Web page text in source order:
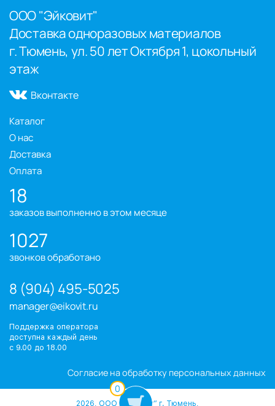
ООО "Эйковит"
Доставка одноразовых материалов
г. Тюмень, ул. 50 лет Октября 1, цокольный
этаж
Вконтакте
Каталог
О нас
Доставка
Оплата
18
заказов выполненно в этом месяце
1027
звонков обработано
8 (904) 495-5025
manager@eikovit.ru
Поддержка оператора
доступна каждый день
с 9.00 до 18.00
Согласие на обработку персональных данных
2026, ООО “Эйковит” г. Тюмень,
0